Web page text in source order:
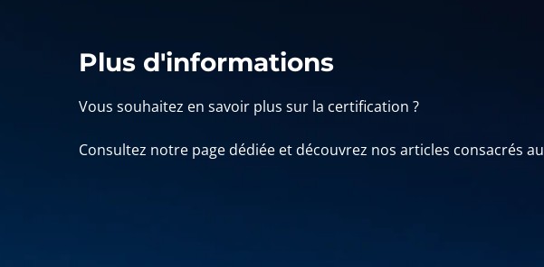
Plus d'informations
Vous souhaitez en savoir plus sur la certification ?
Consultez notre page dédiée et découvrez nos articles consacrés au